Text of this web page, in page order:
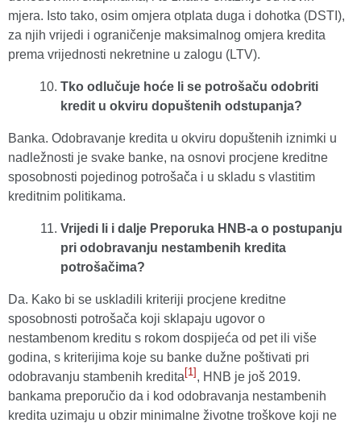
mjera. Isto tako, osim omjera otplata duga i dohotka (DSTI),
za njih vrijedi i ograničenje maksimalnog omjera kredita
prema vrijednosti nekretnine u zalogu (LTV).
Tko odlučuje hoće li se potrošaču odobriti
kredit u okviru dopuštenih odstupanja?
Banka. Odobravanje kredita u okviru dopuštenih iznimki u
nadležnosti je svake banke, na osnovi procjene kreditne
sposobnosti pojedinog potrošača i u skladu s vlastitim
kreditnim politikama.
Vrijedi li i dalje Preporuka HNB-a o postupanju
pri odobravanju nestambenih kredita
potrošačima?
Da. Kako bi se uskladili kriteriji procjene kreditne
sposobnosti potrošača koji sklapaju ugovor o
nestambenom kreditu s rokom dospijeća od pet ili više
godina, s kriterijima koje su banke dužne poštivati pri
odobravanju stambenih kredita [1] , HNB je još 2019.
bankama preporučio da i kod odobravanja nestambenih
kredita uzimaju u obzir minimalne životne troškove koji ne